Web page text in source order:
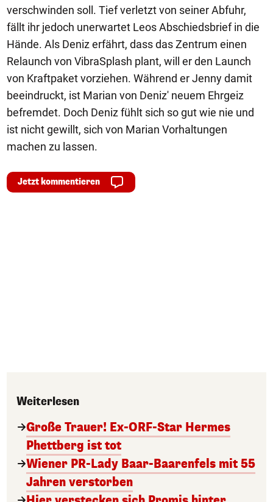
verschwinden soll. Tief verletzt von seiner Abfuhr,
fällt ihr jedoch unerwartet Leos Abschiedsbrief in die
Hände. Als Deniz erfährt, dass das Zentrum einen
Relaunch von VibraSplash plant, will er den Launch
von Kraftpaket vorziehen. Während er Jenny damit
beeindruckt, ist Marian von Deniz' neuem Ehrgeiz
befremdet. Doch Deniz fühlt sich so gut wie nie und
ist nicht gewillt, sich von Marian Vorhaltungen
machen zu lassen.
Jetzt kommentieren
Weiterlesen
Große Trauer! Ex-ORF-Star Hermes
Phettberg ist tot
Wiener PR-Lady Baar-Baarenfels mit 55
Jahren verstorben